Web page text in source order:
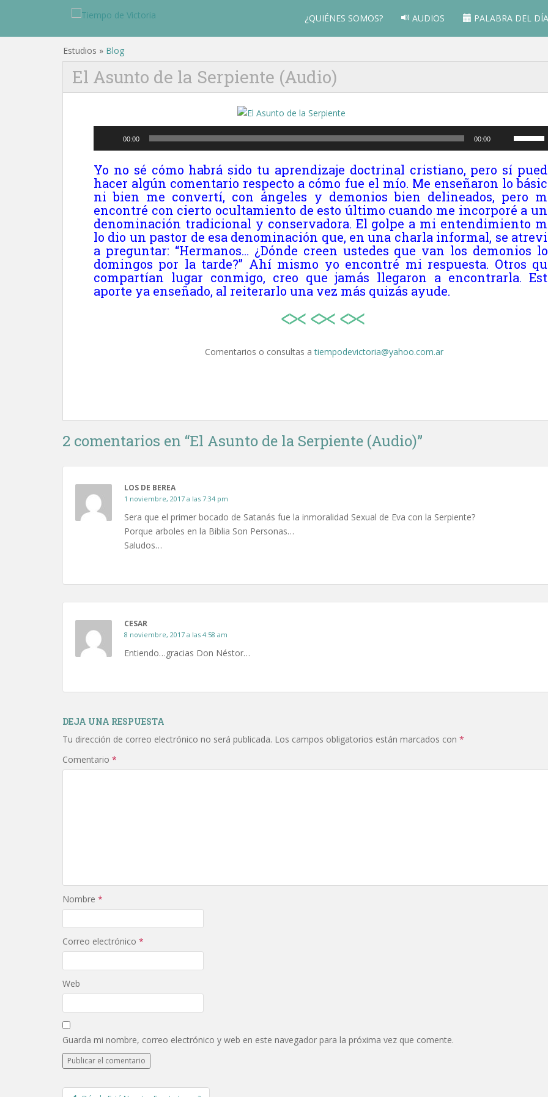
¿QUIÉNES SOMOS? AUDIOS PALABRA DEL DÍA
Estudios » Blog
El Asunto de la Serpiente (Audio)
00:00 00:00
de
flecha
arriba/
para
o
Yo no sé cómo habrá sido tu aprendizaje doctrinal cristiano, pero sí
hacer algún comentario respecto a cómo fue el mío. Me enseñaron lo
ni bien me convertí, con ángeles y demonios bien delineados, pero
encontré con cierto ocultamiento de esto último cuando me incorporé a
denominación tradicional y conservadora. El golpe a mi entendimiento
lo dio un pastor de esa denominación que, en una charla informal, se
a preguntar: “Hermanos… ¿Dónde creen ustedes que van los demonios
domingos por la tarde?” Ahí mismo yo encontré mi respuesta. Otros
compartían lugar conmigo, creo que jamás llegaron a encontrarla.
aporte ya enseñado, al reiterarlo una vez más quizás ayude.
Comentarios o consultas atiempodevictoria@yahoo.com.ar
2 comentarios en “El Asunto de la Serpiente (Audio)”
LOS DE BEREA
1 noviembre, 2017 a las 7:34 pm
Sera que el primer bocado de Satanás fue la inmoralidad Sexual de Eva con la Serpiente?
Porque arboles en la Biblia Son Personas…
Saludos…
CESAR
8 noviembre, 2017 a las 4:58 am
Entiendo…gracias Don Néstor…
DEJA UNA RESPUESTA
Tu dirección de correo electrónico no será publicada. Los campos obligatorios están marcados con *
Comentario *
Nombre *
Correo electrónico *
Web
Guarda mi nombre, correo electrónico y web en este navegador para la próxima vez que comente.